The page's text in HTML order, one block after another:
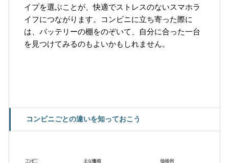
イプを選ぶことが、快適でストレスのないスマホラ
イフにつながります。コンビニに立ち寄った際に
は、バッテリーの棚をのぞいて、自分に合った一台
を見つけてみるのもよいかもしれません。
コンビニごとの違いを知っておこう